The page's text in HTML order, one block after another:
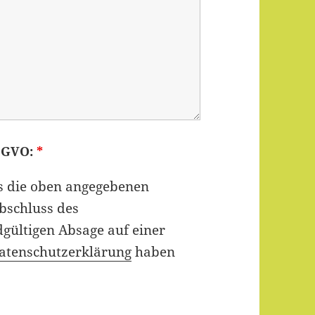
*
oben angegebenen
des
Absage auf einer
haben